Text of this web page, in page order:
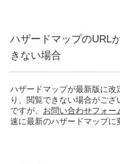
ハザードマップのURL
きない場合
ハザードマップが最新版に改
り、閲覧できない場合がご
ですが、 お問い合わせフォー
速に最新のハザードマップに